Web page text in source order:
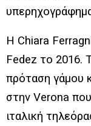
Η Chiara
Fedez το 2016.
πρόταση γάμου
στην Verona
ιταλική